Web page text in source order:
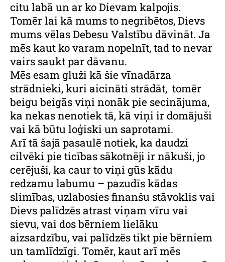
citu labā un ar ko Dievam kalpojis.
Tomēr lai kā mums to negribētos, Dievs
mums vēlas Debesu Valstību dāvināt. Ja
mēs kaut ko varam nopelnīt, tad to nevar
vairs saukt par dāvanu.
Mēs esam gluži kā šie vīnadārza
strādnieki, kuri aicināti strādāt, tomēr
beigu beigās viņi nonāk pie secinājuma,
ka nekas nenotiek tā, kā viņi ir domājuši
vai kā būtu loģiski un saprotami.
Arī tā šajā pasaulē notiek, ka daudzi
cilvēki pie ticības sākotnēji ir nākuši, jo
cerējuši, ka caur to viņi gūs kādu
redzamu labumu – pazudīs kādas
slimības, uzlabosies finanšu stāvoklis vai
Dievs palīdzēs atrast viņam vīru vai
sievu, vai dos bērniem lielāku
aizsardzību, vai palīdzēs tikt pie bērniem
un tamlīdzīgi. Tomēr, kaut arī mēs